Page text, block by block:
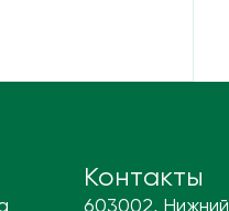
Контакты
603002, Нижний